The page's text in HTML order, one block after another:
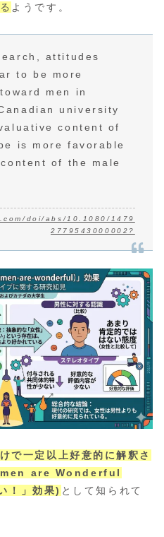
ようです。
attitudes
to be more
men in
university
content of
is more favorable
of the male
doi/abs/10.1080/1479
2779543000002?
で一定以上好意的に解釈さ
are Wonderful
！」効果) として知られて